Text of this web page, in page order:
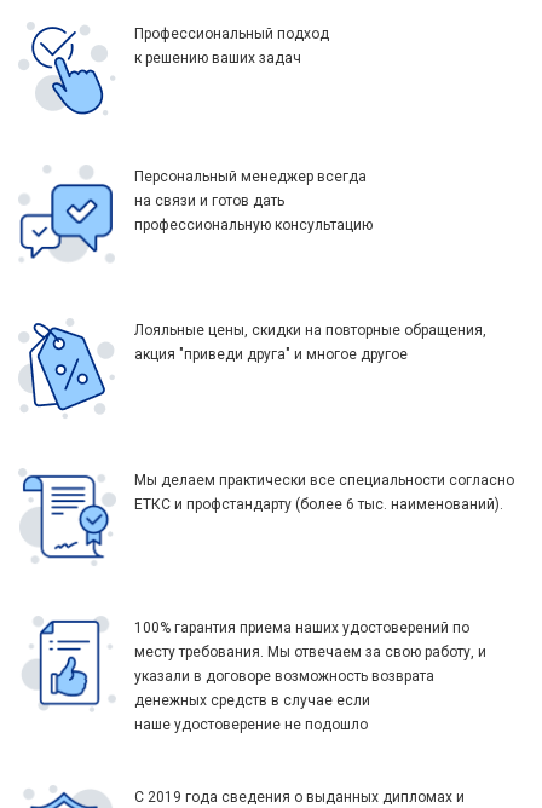
Профессиональный подход
к решению ваших задач
Персональный менеджер всегда
на связи и готов дать
профессиональную консультацию
Лояльные цены, скидки на повторные обращения,
акция "приведи друга" и многое другое
Мы делаем практически все специальности согласно
ЕТКС и профстандарту (более 6 тыс. наименований).
100% гарантия приема наших удостоверений по
месту требования. Мы отвечаем за свою работу, и
указали в договоре возможность возврата
денежных средств в случае если
наше удостоверение не подошло
С 2019 года сведения о выданных дипломах и